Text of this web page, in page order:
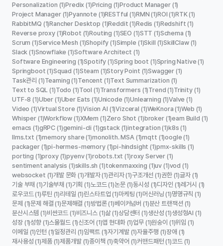
Personalization (1)Predix (1)Pricing (1)Product Manager (1)
Project Manager (1)Pyannote (1)RESTful (1)RMN (1)ROI (1)RTK (1)
RabbitMQ (1)Rancher Desktop (1)Reddit (1)Redis (1)Redshift (1)
Reverse proxy (1)Robot (1)Routing (1)SEO (1)STT (1)Schema (1)
Scrum (1)Service Mesh (1)Shopify (1)Simple (1)Skill (1)SkillClaw (1)
Slack (1)Snowflake (1)Software Architect (1)
Software Engineering (1)Spotify (1)Spring boot (1)Spring Native (1)
Springboot (1)Squad (1)Steam (1)Story Point (1)Swagger (1)
Task관리 (1)Teaming (1)Tencent (1)Text Summarization (1)
Text to SQL (1)Todo (1)Tool (1)Transformers (1)Trend (1)Trinity (1)
UTF-8 (1)Uber (1)Uber Eats (1)Unicode (1)Unlearning (1)Valve (1)
Video (1)Virtual Store (1)Vision AI (1)Vizceral (1)WeKnora (1)Web (1)
Whisper (1)Workflow (1)XMem (1)Zero Shot (1)broker (1)eam Build (1)
emacs (1)gRPC (1)gemini-cli (1)gstack (1)integration (1)k8s (1)
llms.txt (1)memory share (1)monolith. MSA (1)mqtt (1)oogle (1)
packager (1)pi-hermes-memory (1)pi-hindsight (1)pmx-skills (1)
porting (1)proxy (1)pyenv (1)robots.txt (1)roxy Server (1)
sentiment analysis (1)skills.sh (1)tokenmaxxing (1)uv (1)vod (1)
websocket (1)개발 문화 (1)개발자 (1)관리자 (1)구조개선 (1)권한 (1)글자 (1)
기술 부채 (1)기술부채 (1)기획 (1) 노코드 (1)논문 (1)동시성 (1)디자인 (1)레거시 (1)
로우코드 (1)루틴 (1)리테일 (1)린스타트업 (1)마케팅 (1)머신러닝 (1)명명규칙 (1)
문제 (1)문제 해결 (1)문제해결 (1)방법론 (1)베이커넘버 (1)분산 트랜잭션 (1)
분산시스템 (1)비싼코드 (1)비즈니스 (1)삶 (1)상담센터 (1)생산성 (1)생성형AI (1)
성장 (1)성향 (1)스몰월드 (1)신조어 (1)앱 현대화 (1)업무 (1)원숭이 (1)위임 (1)
이메일 (1)인턴 (1)일정관리 (1)임팩트 (1)자기계발 (1)자율주행 (1)장애 (1)
재사용성 (1)제품 (1)제품개발 (1)종이책 (1)축약어 (1)커맨드패턴 (1)코드 (1)